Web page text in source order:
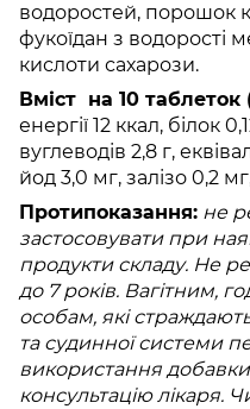
водоростей, порошок
фукоїдан з водорості
кислоти сахарози.
Вміст на 10 таблеток
енергії 12 ккал, білок
вуглеводів 2,8 г,
йод 3,0 мг, залізо 0,2
Протипоказання: не
застосовувати при
продукти складу. Не
до 7 років. Вагітним,
особам, які
та судинної системи
використання
консультацію лікаря.